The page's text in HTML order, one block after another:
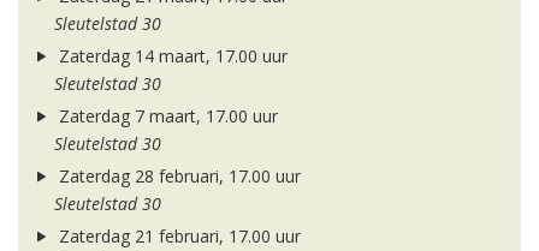
Sleutelstad 30
Zaterdag 14 maart, 17.00 uur
Sleutelstad 30
Zaterdag 7 maart, 17.00 uur
Sleutelstad 30
Zaterdag 28 februari, 17.00 uur
Sleutelstad 30
Zaterdag 21 februari, 17.00 uur